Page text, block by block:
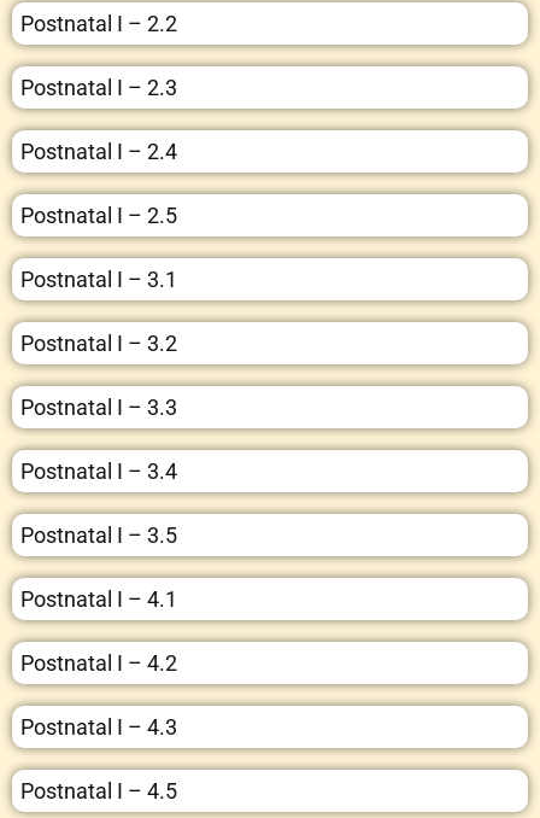
Postnatal I – 2.2
Postnatal I – 2.3
Postnatal I – 2.4
Postnatal I – 2.5
Postnatal I – 3.1
Postnatal I – 3.2
Postnatal I – 3.3
Postnatal I – 3.4
Postnatal I – 3.5
Postnatal I – 4.1
Postnatal I – 4.2
Postnatal I – 4.3
Postnatal I – 4.5